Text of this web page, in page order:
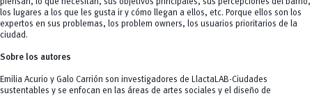
los lugares a los que les gusta ir y cómo llegan a ellos, etc. Porque ellos son los
expertos en sus problemas, los problem owners, los usuarios prioritarios de la
ciudad.
Sobre los autores
Emilia Acurio y Galo Carrión son investigadores de
LlactaLAB-Ciudades
sustentables y se enfocan en las áreas de artes sociales y el diseño de